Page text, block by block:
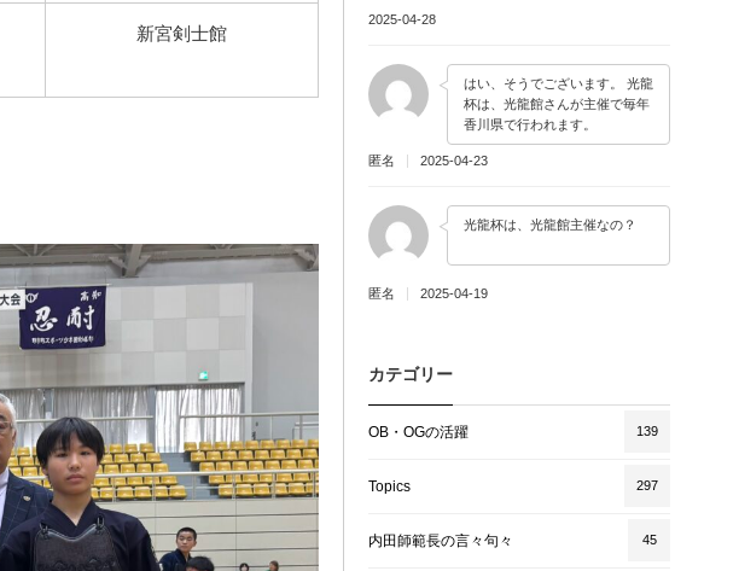
新宮剣士館
2025-04-28
はい、そうでございます。 光龍
杯は、光龍館さんが主催で毎年
香川県で行われます。
匿名 2025-04-23
光龍杯は、光龍館主催なの？
匿名 2025-04-19
カテゴリー
OB・OGの活躍 139
Topics 297
内田師範長の言々句々 45